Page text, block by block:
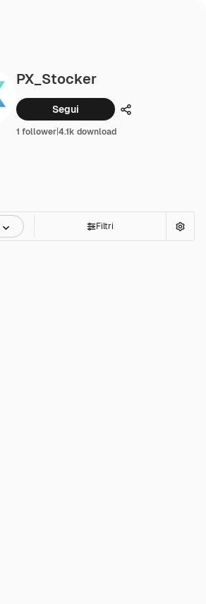
PX_Stocker
Segui Condividi
1 follower|4.1k download
Filtri